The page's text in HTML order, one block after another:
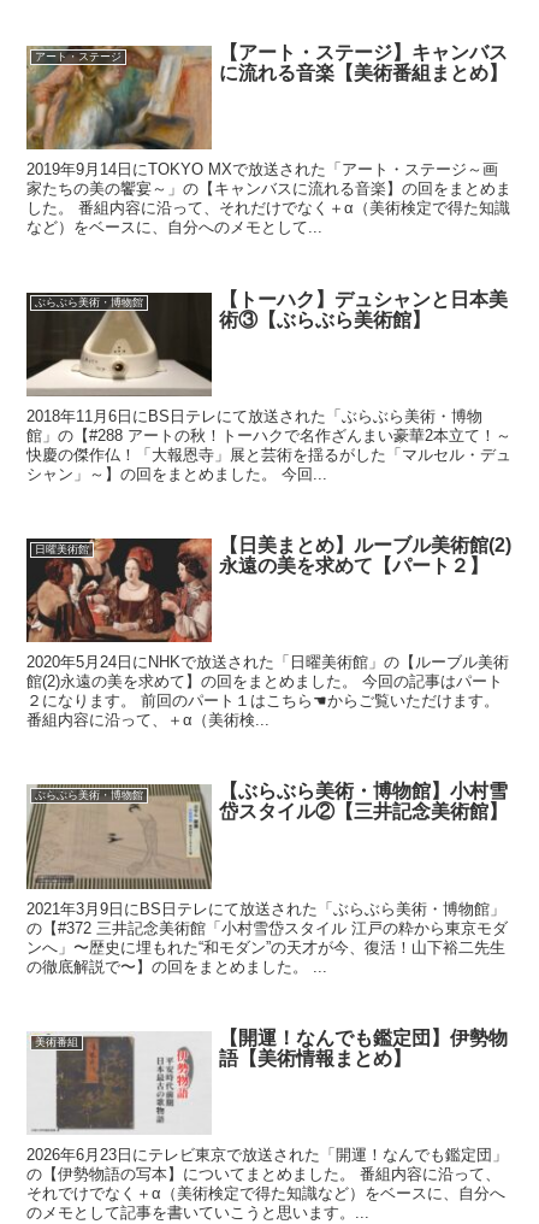
アート・ステージ
【アート・ステージ】キャンバス
に流れる音楽【美術番組まとめ】
2019年9月14日にTOKYO MXで放送された「アート・ステージ～画
家たちの美の饗宴～」の【キャンバスに流れる音楽】の回をまとめま
した。 番組内容に沿って、それだけでなく＋α（美術検定で得た知識
など）をベースに、自分へのメモとして...
ぶらぶら美術・博物館
【トーハク】デュシャンと日本美
術③【ぶらぶら美術館】
2018年11月6日にBS日テレにて放送された「ぶらぶら美術・博物
館」の【#288 アートの秋！トーハクで名作ざんまい豪華2本立て！～
快慶の傑作仏！「大報恩寺」展と芸術を揺るがした「マルセル・デュ
シャン」～】の回をまとめました。 今回...
日曜美術館
【日美まとめ】ルーブル美術館(2)
永遠の美を求めて【パート２】
2020年5月24日にNHKで放送された「日曜美術館」の【ルーブル美術
館(2)永遠の美を求めて】の回をまとめました。 今回の記事はパート
２になります。 前回のパート１はこちら☚からご覧いただけます。
番組内容に沿って、＋α（美術検...
ぶらぶら美術・博物館
【ぶらぶら美術・博物館】小村雪
岱スタイル②【三井記念美術館】
2021年3月9日にBS日テレにて放送された「ぶらぶら美術・博物館」
の【#372 三井記念美術館「小村雪岱スタイル 江戸の粋から東京モダ
ンへ」〜歴史に埋もれた“和モダン”の天才が今、復活！山下裕二先生
の徹底解説で〜】の回をまとめました。 ...
美術番組
【開運！なんでも鑑定団】伊勢物
語【美術情報まとめ】
2026年6月23日にテレビ東京で放送された「開運！なんでも鑑定団」
の【伊勢物語の写本】についてまとめました。 番組内容に沿って、
それでけでなく＋α（美術検定で得た知識など）をベースに、自分へ
のメモとして記事を書いていこうと思います。...